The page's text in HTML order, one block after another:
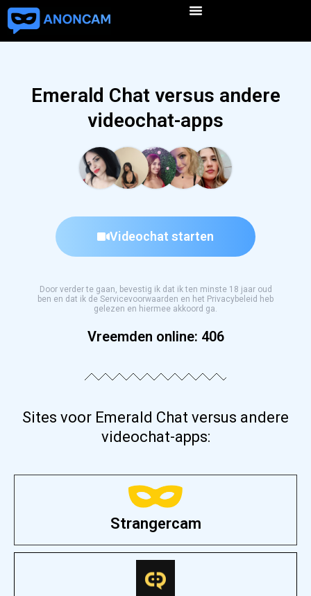
Emerald Chat versus andere
videochat-apps
Videochat starten
Door verder te gaan, bevestig ik dat ik ten minste 18 jaar oud
ben en dat ik de Servicevoorwaarden en het Privacybeleid heb
gelezen en hiermee akkoord ga.
Vreemden online: 406
Sites voor Emerald Chat versus andere
videochat-apps:
Strangercam